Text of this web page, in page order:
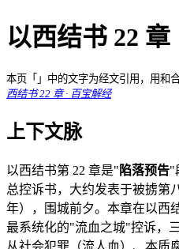
以西结书 22 章
本页「」中的文字为经文引用，用和
西结书 22 章 · 百宝解经
上下文脉
以西结书第 22 章是" 陷落预告"
总控诉书，大约发表于被掳第
年），围城前夕。本章在以西
最系统化的"流血之城"控诉，
从社会犯罪（流人血）、本质